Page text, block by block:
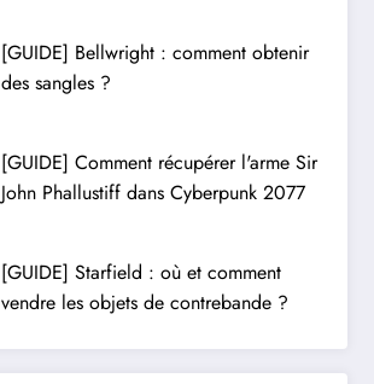
[GUIDE] Bellwright : comment obtenir
des sangles ?
[GUIDE] Comment récupérer l'arme Sir
John Phallustiff dans Cyberpunk 2077
[GUIDE] Starfield : où et comment
vendre les objets de contrebande ?